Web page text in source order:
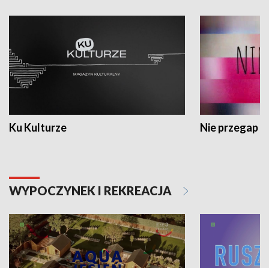
Ku Kulturze Nie przegap
WYPOCZYNEK I REKREACJA